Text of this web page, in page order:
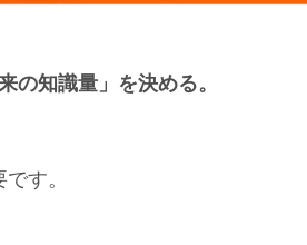
の知識量」を決める。
す。